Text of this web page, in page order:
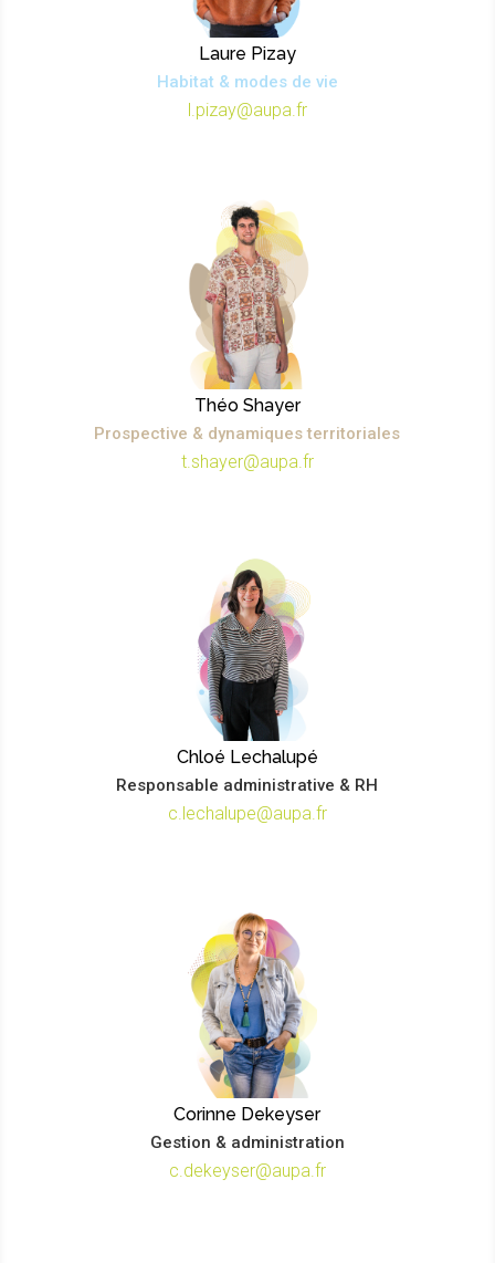
Laure Pizay
Habitat & modes de vie
l.pizay@aupa.fr
Théo Shayer
Prospective & dynamiques territoriales
t.shayer@aupa.fr
Chloé Lechalupé
Responsable administrative & RH
c.lechalupe@aupa.fr
Corinne Dekeyser
Gestion & administration
c.dekeyser@aupa.fr